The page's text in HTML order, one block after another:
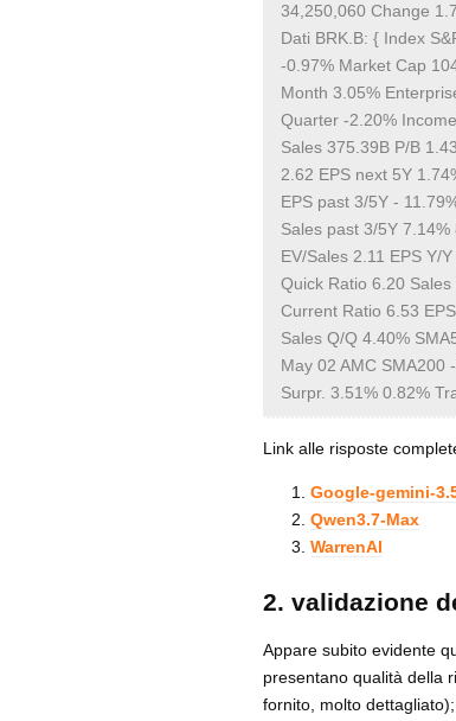
34,250,060 Change
Dati BRK.B: { Index
-0.97% Market Cap
Month 3.05%
Quarter -2.20%
Sales 375.39B P/B
2.62 EPS next 5Y
EPS past 3/5Y -
Sales past 3/5Y
EV/Sales 2.11 EPS Y/
Quick Ratio 6.20
Current Ratio 6.53
Sales Q/Q 4.40%
May 02 AMC SMA200
Surpr. 3.51% 0.82%
Link alle risposte
Google-gemini-
Qwen3.7-Max
WarrenAI
2. validazione
Appare subito evidente
presentano qualità della
fornito, molto